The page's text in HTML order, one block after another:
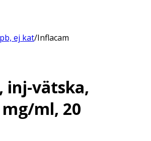
ej kat/Inflacam
inj-vätska,
ml, 20